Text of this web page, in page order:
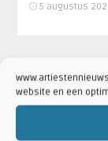
website en een
5 augustus